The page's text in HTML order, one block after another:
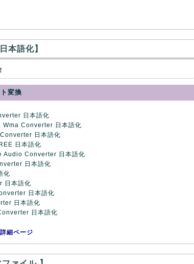
本語化】
変換
日本語化
Converter 日本語化
日本語化
日本語化
Converter 日本語化
日本語化
化
日本語化
日本語化
日本語化
日本語化
細ページ